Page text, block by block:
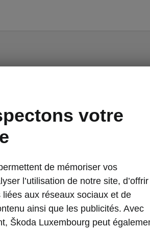
votre
de mémoriser vos
l’utilisation de notre site, d’offrir
aux réseaux sociaux et de
ainsi que les publicités. Avec
Škoda Luxembourg peut